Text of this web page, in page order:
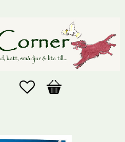
Favoriter
Kundvagn